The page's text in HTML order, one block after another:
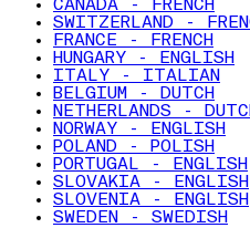
CANADA - FRENCH
SWITZERLAND -
FRANCE - FRENCH
HUNGARY - ENGLISH
ITALY - ITALIAN
BELGIUM - DUTCH
NETHERLANDS -
NORWAY - ENGLISH
POLAND - POLISH
PORTUGAL - ENGLISH
SLOVAKIA - ENGLISH
SLOVENIA - ENGLISH
SWEDEN - SWEDISH